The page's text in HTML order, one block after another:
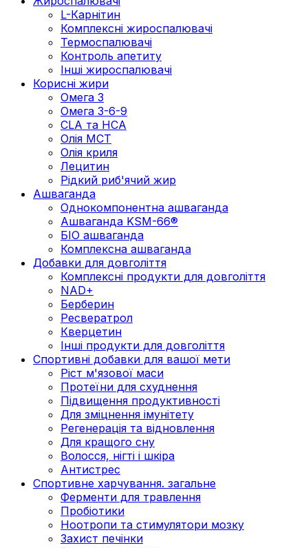
L-Карнітин
Комплексні жироспалювачі
Термоспалювачі
Контроль апетиту
Інші жироспалювачі
Корисні жири
Омега 3
Омега 3-6-9
CLA та HCA
Олія МСТ
Олія криля
Лецитин
Рідкий риб'ячий жир
Ашваганда
Однокомпонентна ашваганда
Ашваганда KSM-66®
БІО ашваганда
Комплексна ашваганда
Добавки для довголіття
Комплексні продукти для довголіття
NAD+
Берберин
Ресвератрол
Кверцетин
Інші продукти для довголіття
Спортивні добавки для вашої мети
Ріст м'язової маси
Протеїни для схуднення
Підвищення продуктивності
Для зміцнення імунітету
Регенерація та відновлення
Для кращого сну
Волосся, нігті і шкіра
Антистрес
Спортивне харчування. загальне
Ферменти для травлення
Пробіотики
Ноотропи та стимулятори мозку
Захист печінки